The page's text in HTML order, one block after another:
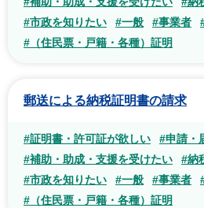
#市政を知りたい
#一般 #事業者
#（住民票・戸籍・各種）証明
郵送による納税証明書の請求
#証明書・許可証が欲しい
#申請・
#補助・助成・支援を受けたい
#納
#市政を知りたい
#一般 #事業者
#（住民票・戸籍・各種）証明